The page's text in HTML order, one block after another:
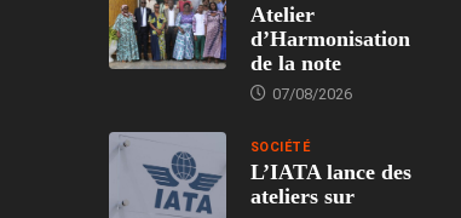
Atelier
d’Harmonisation
de la note
07/08/2026
SOCIÉTÉ
L’IATA lance des
ateliers sur